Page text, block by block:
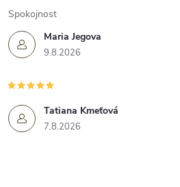
Maria Jegova
9.8.2026
Spokojnost
Tatiana Kmeťová
7.8.2026